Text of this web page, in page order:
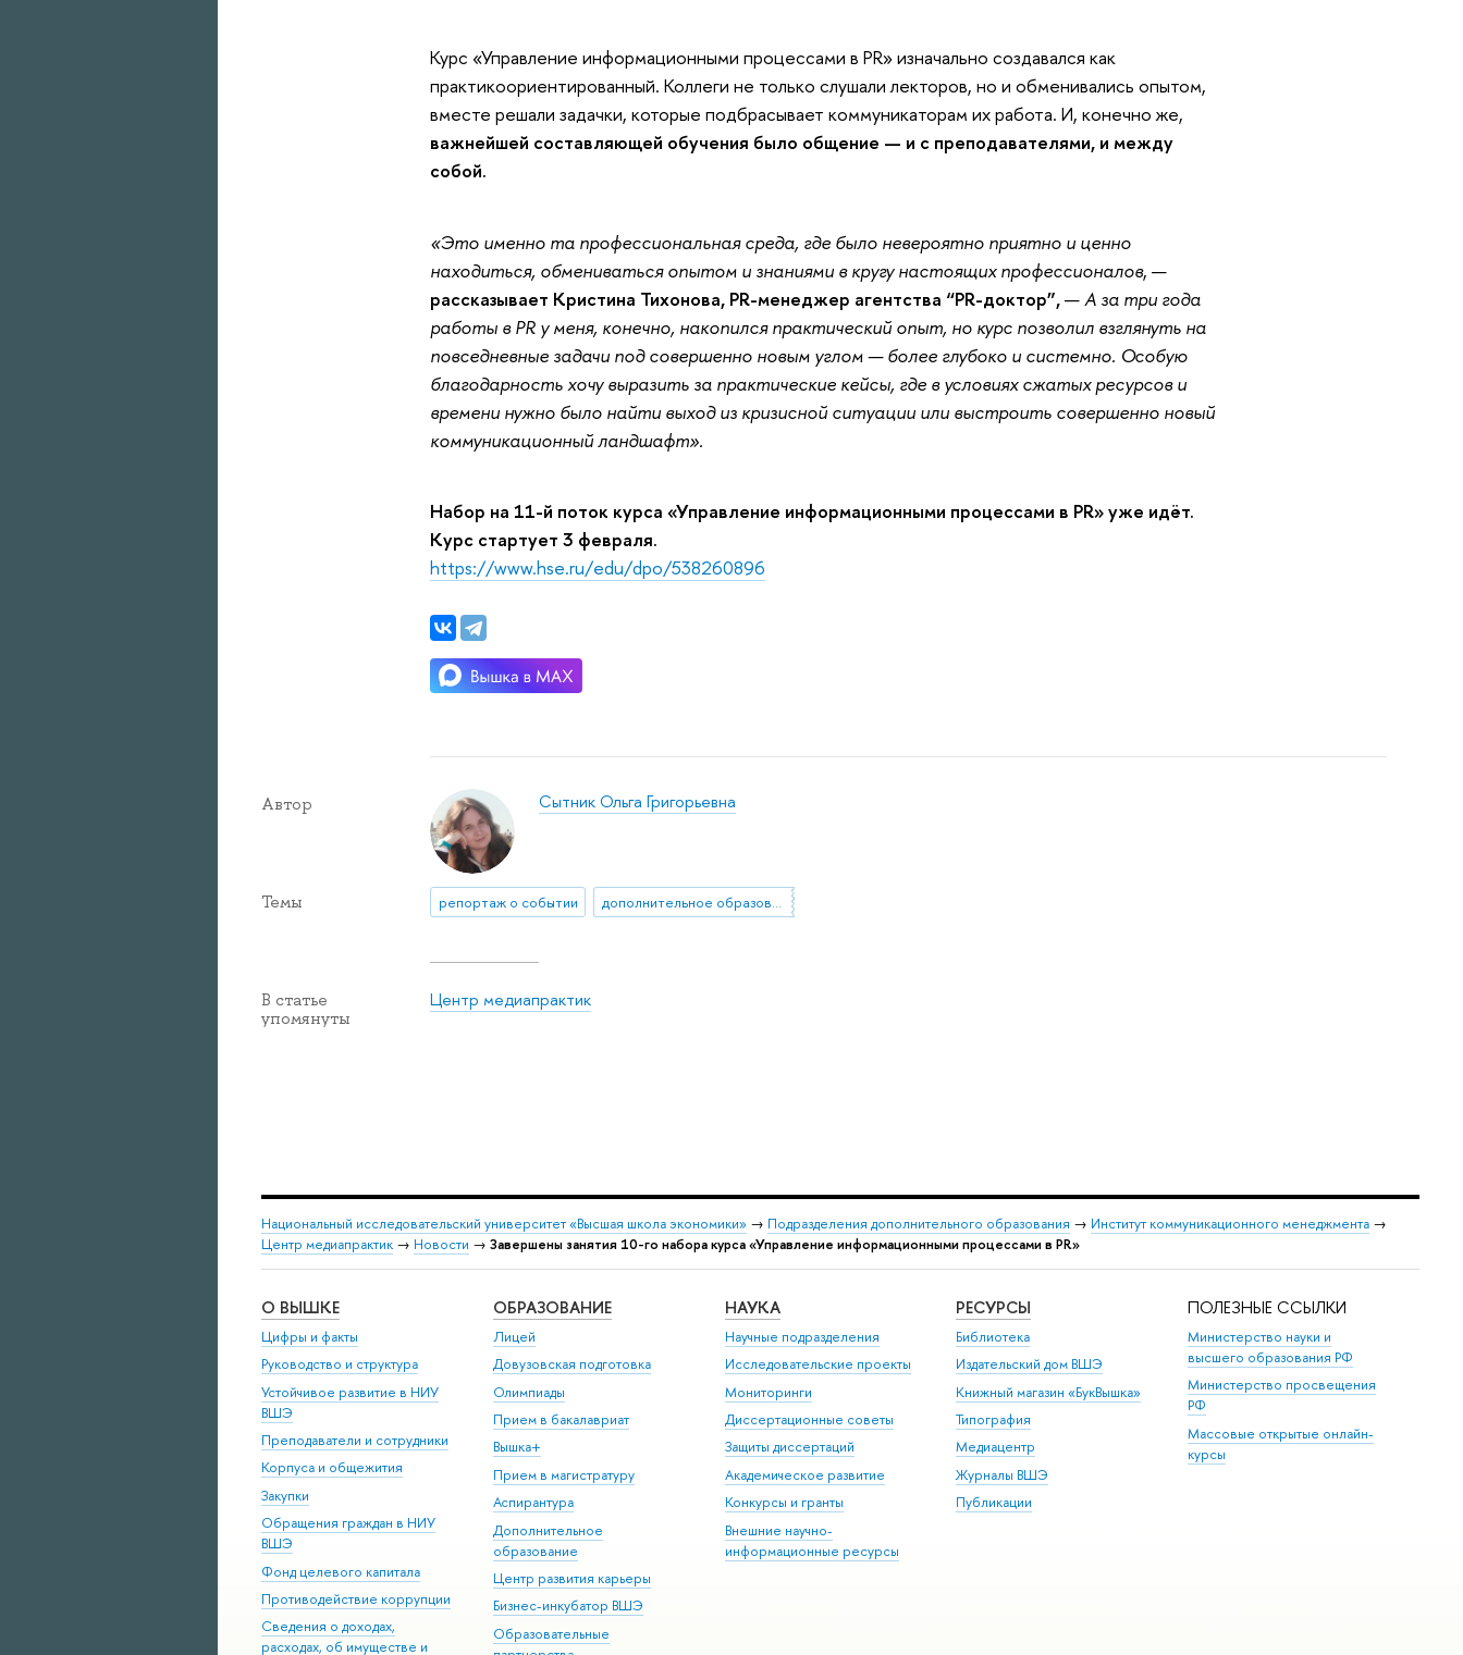
Курс «Управление информационными процессами в PR» изначально создавался как
практикоориентированный. Коллеги не только слушали лекторов, но и обменивались опытом,
вместе решали задачки, которые подбрасывает коммуникаторам их работа. И, конечно же,
важнейшей составляющей обучения было общение — и с преподавателями, и между
собой.
«Это именно та профессиональная среда, где было невероятно приятно и ценно
находиться, обмениваться опытом и знаниями в кругу настоящих профессионалов, —
рассказывает Кристина Тихонова, PR-менеджер агентства “PR-доктор”,—А за три года
работы в PR у меня, конечно, накопился практический опыт, но курс позволил взглянуть на
повседневные задачи под совершенно новым углом — более глубоко и системно. Особую
благодарность хочу выразить за практические кейсы, где в условиях сжатых ресурсов и
времени нужно было найти выход из кризисной ситуации или выстроить совершенно новый
коммуникационный ландшафт».
Набор на 11-й поток курса «Управление информационными процессами в PR» уже идёт.
Курс стартует 3 февраля.
https://www.hse.ru/edu/dpo/538260896
Автор Сытник Ольга Григорьевна
Темы репортаж о событии дополнительное образование
В статье
упомянуты
Центр медиапрактик
Национальный исследовательский университет «Высшая школа экономики» → Подразделения дополнительного образования → Институт коммуникационного менеджмента →
Центр медиапрактик → Новости → Завершены занятия 10-го набора курса «Управление информационными процессами в PR»
О ВЫШКЕ
Цифры и факты
Руководство и структура
Устойчивое развитие в НИУ
ВШЭ
Преподаватели и сотрудники
Корпуса и общежития
Закупки
Обращения граждан в НИУ
ВШЭ
Фонд целевого капитала
Противодействие коррупции
Сведения о доходах,
расходах, об имуществе и
ОБРАЗОВАНИЕ
Лицей
Довузовская подготовка
Олимпиады
Прием в бакалавриат
Вышка+
Прием в магистратуру
Аспирантура
Дополнительное
образование
Центр развития карьеры
Бизнес-инкубатор ВШЭ
Образовательные
НАУКА
Научные подразделения
Исследовательские проекты
Мониторинги
Диссертационные советы
Защиты диссертаций
Академическое развитие
Конкурсы и гранты
Внешние научно-
информационные ресурсы
РЕСУРСЫ
Библиотека
Издательский дом ВШЭ
Книжный магазин «БукВышка»
Типография
Медиацентр
Журналы ВШЭ
Публикации
ПОЛЕЗНЫЕ ССЫЛКИ
Министерство науки и
высшего образования РФ
Министерство просвещения
РФ
Массовые открытые онлайн-
курсы